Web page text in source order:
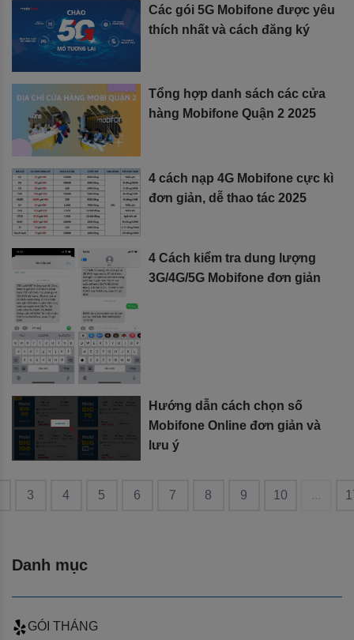
Các gói 5G Mobifone được yêu
thích nhất và cách đăng ký
Tổng hợp danh sách các cửa
hàng Mobifone Quận 2 2025
4 cách nạp 4G Mobifone cực kì
đơn giản, dễ thao tác 2025
4 Cách kiểm tra dung lượng
3G/4G/5G Mobifone đơn giản
Hướng dẫn cách chọn số
Mobifone Online đơn giản và
lưu ý
3 4 5 6 7 8 9 10 ...
Danh mục
GÓI THÁNG